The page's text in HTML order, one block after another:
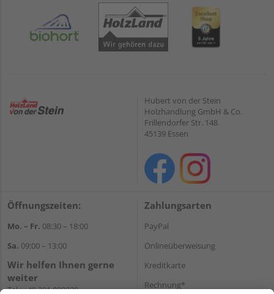
Hubert von der Stein
Holzhandlung GmbH & Co.
Frillendorfer Str. 148
45139 Essen
Öffnungszeiten:
Mo. – Fr. 08:30 – 18:00
Sa. 09:00 – 13:00
Wir helfen Ihnen gerne
weiter
Tel.:+49 201 898020
Zahlungsarten
PayPal
Onlineüberweisung
Kreditkarte
Rechnung*